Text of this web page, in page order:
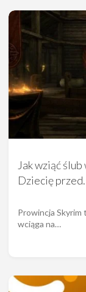
Jak wziąć
Dziecię
Prowincja
wciąga na…